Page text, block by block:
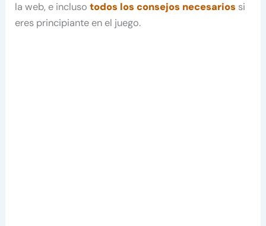
la web, e inclusotodos los consejos necesarios si
eres principiante en el juego.